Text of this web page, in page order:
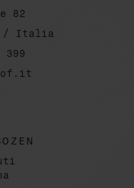
82
/ Italia
399